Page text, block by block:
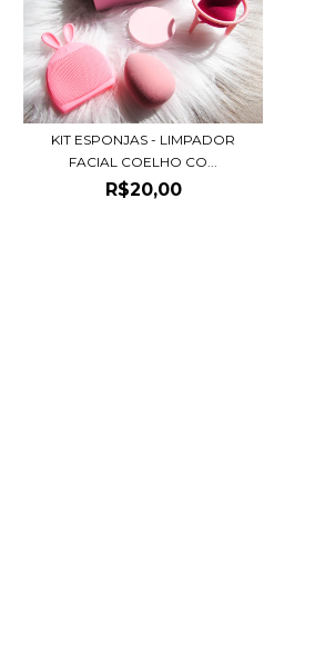
KIT ESPONJAS - LIMPADOR
FACIAL COELHO CO...
R$20,00